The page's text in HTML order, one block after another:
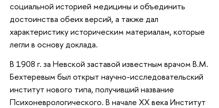
социальной историей медицины и объединить
достоинства обеих версий, а также дал
характеристику историческим материалам, которые
легли в основу доклада.
В 1908 г. за Невской заставой известным врачом В.М.
Бехтеревым был открыт научно-исследовательский
институт нового типа, получивший название
Психоневрологического. В начале XX века Институт